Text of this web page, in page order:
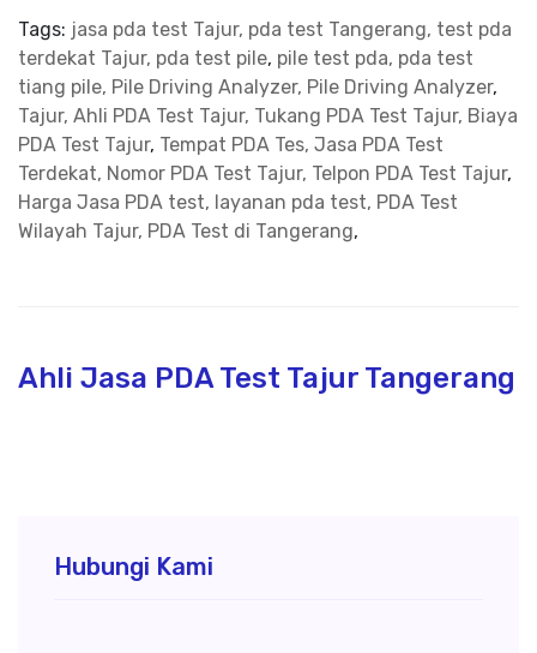
Tags: jasa pda test Tajur, pda test Tangerang, test pda
terdekat Tajur, pda test pile, pile test pda, pda test
tiang pile, Pile Driving Analyzer, Pile Driving Analyzer,
Tajur, Ahli PDA Test Tajur, Tukang PDA Test Tajur, Biaya
PDA Test Tajur, Tempat PDA Tes, Jasa PDA Test
Terdekat, Nomor PDA Test Tajur, Telpon PDA Test Tajur,
Harga Jasa PDA test, layanan pda test, PDA Test
Wilayah Tajur, PDA Test di Tangerang,
Ahli Jasa PDA Test Tajur Tangerang
Hubungi Kami